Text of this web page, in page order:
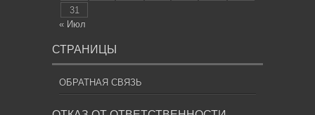
31
« Июл
СТРАНИЦЫ
ОБРАТНАЯ СВЯЗЬ